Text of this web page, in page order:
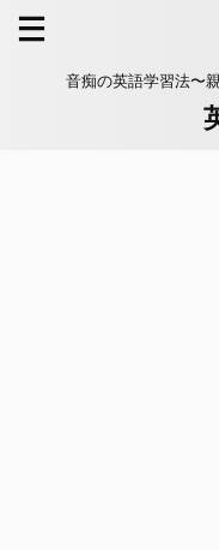
音痴の英語学習法〜